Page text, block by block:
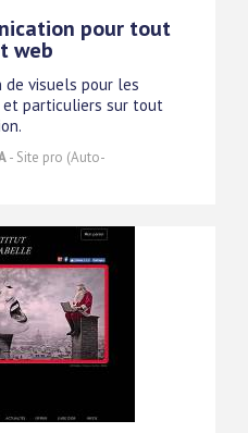
pour tout
web
visuels pour les
et particuliers sur tout
- Site pro (Auto-